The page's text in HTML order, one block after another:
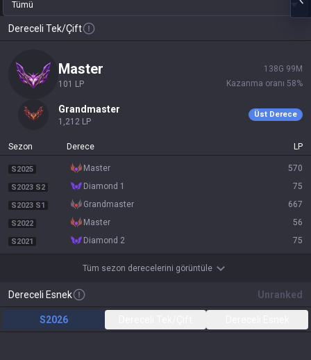
Tümü
Dereceli Tek/Çift
master
101 LP
138G 99 M
Kazanma oranı 58%
grandmaster
1,212 LP
Üst Derece
Sezon Derece LP
S2025 master 570
S2023 S2 diamond 1 75
S2023 S1 grandmaster 667
S2022 master 56
S2021 diamond 2 75
Tüm sezon derecelerini görüntüle
Dereceli Esnek Unranked
S2026